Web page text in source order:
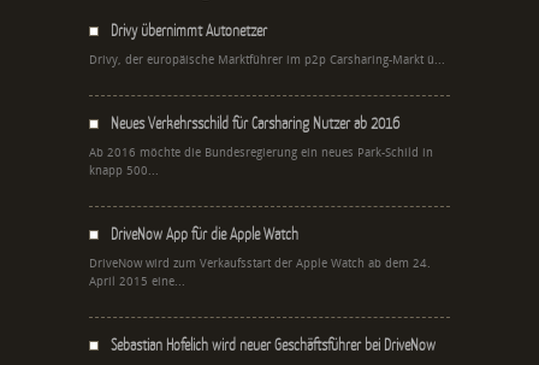
Drivy übernimmt Autonetzer
Drivy, der europäische Marktführer im p2p Carsharing-Markt ü...
Neues Verkehrsschild für Carsharing Nutzer ab 2016
Ab 2016 möchte die Bundesregierung ein neues Park-Schild in
knapp 500...
DriveNow App für die Apple Watch
DriveNow wird zum Verkaufsstart der Apple Watch ab dem 24.
April 2015 eine...
Sebastian Hofelich wird neuer Geschäftsführer bei DriveNow